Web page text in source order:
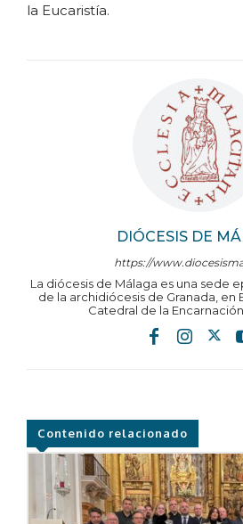
DIÓCESIS DE
https://
La diócesis de Málaga es una sede
de la archidiócesis de Granada, en
Catedral de la
la Eucaristía.
Contenido relacionado